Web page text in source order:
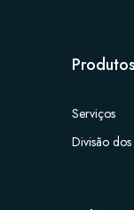
Produtos
Serviços
Divisão